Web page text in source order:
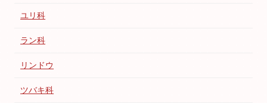
ユリ科
ラン科
リンドウ
ツバキ科